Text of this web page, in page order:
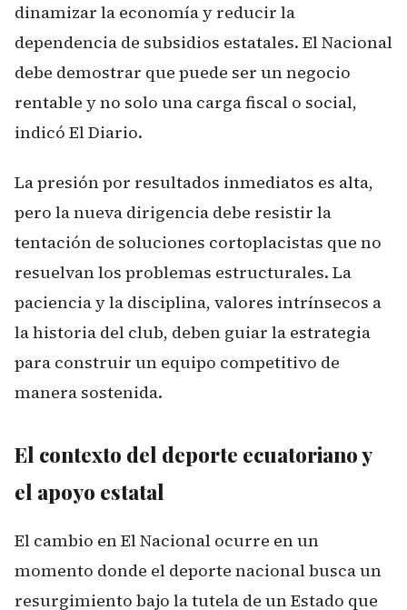
dinamizar la economía y reducir la
dependencia de subsidios estatales. El Nacional
debe demostrar que puede ser un negocio
rentable y no solo una carga fiscal o social,
indicó El Diario.
La presión por resultados inmediatos es alta,
pero la nueva dirigencia debe resistir la
tentación de soluciones cortoplacistas que no
resuelvan los problemas estructurales. La
paciencia y la disciplina, valores intrínsecos a
la historia del club, deben guiar la estrategia
para construir un equipo competitivo de
manera sostenida.
El contexto del deporte ecuatoriano y
el apoyo estatal
El cambio en El Nacional ocurre en un
momento donde el deporte nacional busca un
resurgimiento bajo la tutela de un Estado que